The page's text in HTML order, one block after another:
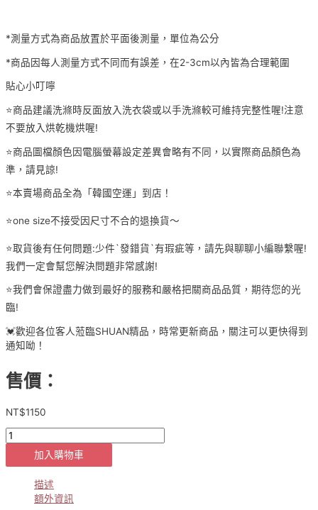
*測量方式為商品放置於平面後測量，單位為公分
*商品因每人測量方式不同而有誤差，在2-3cm以內皆為合理範圍
貼心小叮嚀
⭐️商品建議洗滌時反面放入洗衣袋或以手洗滌較可維持完整性喔!注意
不要放入烘乾機烘喔!
⭐️商品圖檔顏色因電腦螢幕設定差異會略有不同，以實際商品顏色為
準，請見諒!
⭐️本賣場商品全為「韓國空運」到店！
⭐️one size不接受因尺寸不合的退換貨～
⭐️取貨後有任何問題:少件`發錯貨`有瑕疵等，請先與聊聊小編聯繫喔!
我們一定會幫您解決問題非常感謝!
⭐️我們會保證盡力做到最好的服務和嚴格把關商品品質，期待您的光
臨!
💓歡迎各位客人蒞臨SHUAN精品，時常更新商品，關注可以更快得到
通知呦！
售價：
NT$1150
[貨
加入購物車
描述
額外資訊